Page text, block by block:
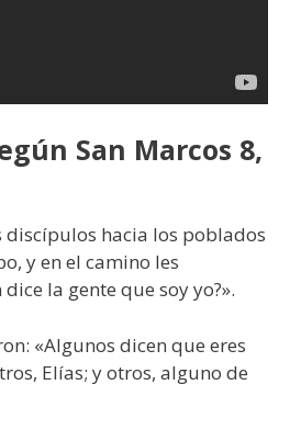
San Marcos 8,
discípulos hacia los poblados
y en el camino les
la gente que soy yo?».
«Algunos dicen que eres
Elías; y otros, alguno de